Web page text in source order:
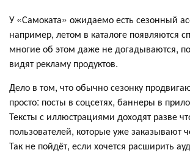
У «Самоката» ожидаемо есть сезонный
например, летом в каталоге появляются
многие об этом даже не догадываются,
видят рекламу продуктов.
Дело в том, что обычно сезонку
просто: посты в соцсетях, баннеры в
Тексты с иллюстрациями доходят разве
пользователей, которые уже заказывают
Так не пойдёт, если хочется расширить